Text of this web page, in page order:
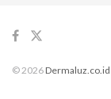
© 2026 Dermaluz.co.id